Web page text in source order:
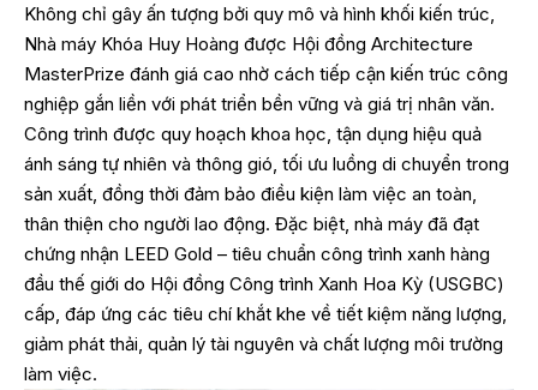
Không chỉ gây ấn tượng bởi quy mô và hình khối kiến trúc,
Nhà máy Khóa Huy Hoàng được Hội đồng Architecture
MasterPrize đánh giá cao nhờ cách tiếp cận kiến trúc công
nghiệp gắn liền với phát triển bền vững và giá trị nhân văn.
Công trình được quy hoạch khoa học, tận dụng hiệu quả
ánh sáng tự nhiên và thông gió, tối ưu luồng di chuyển trong
sản xuất, đồng thời đảm bảo điều kiện làm việc an toàn,
thân thiện cho người lao động. Đặc biệt, nhà máy đã đạt
chứng nhận LEED Gold – tiêu chuẩn công trình xanh hàng
đầu thế giới do Hội đồng Công trình Xanh Hoa Kỳ (USGBC)
cấp, đáp ứng các tiêu chí khắt khe về tiết kiệm năng lượng,
giảm phát thải, quản lý tài nguyên và chất lượng môi trường
làm việc.